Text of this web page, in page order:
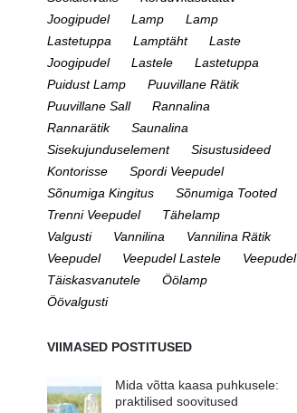
Joogipudel
Lamp
Lamp
Lastetuppa
Lamptäht
Laste
Joogipudel
Lastele
Lastetuppa
Puidust Lamp
Puuvillane Rätik
Puuvillane Sall
Rannalina
Rannarätik
Saunalina
Sisekujunduselement
Sisustusideed
Kontorisse
Spordi Veepudel
Sõnumiga Kingitus
Sõnumiga Tooted
Trenni Veepudel
Tähelamp
Valgusti
Vannilina
Vannilina Rätik
Veepudel
Veepudel Lastele
Veepudel
Täiskasvanutele
Öölamp
Öövalgusti
VIIMASED POSTITUSED
Mida võtta kaasa puhkusele:
praktilised soovitused